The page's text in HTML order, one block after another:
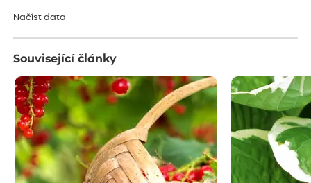
Načíst data
Související články